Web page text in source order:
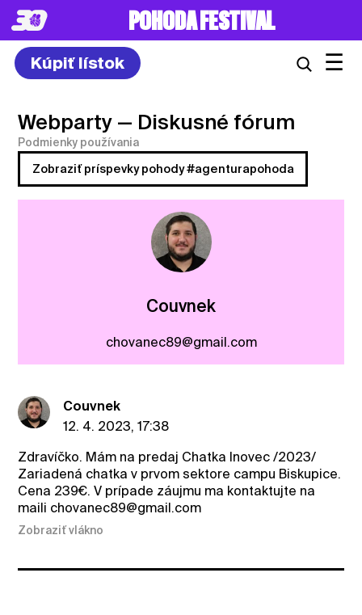
POHODA FESTIVAL
Kúpiť lístok ☰
Webparty — Diskusné fórum
Podmienky používania
Zobraziť príspevky pohody #agenturapohoda
Couvnek
chovanec89@gmail.com
Couvnek
12. 4. 2023, 17:38
Zdravíčko. Mám na predaj Chatka Inovec /2023/
Zariadená chatka v prvom sektore campu Biskupice.
Cena 239€. V prípade záujmu ma kontaktujte na
maili chovanec89@gmail.com
Zobraziť vlákno